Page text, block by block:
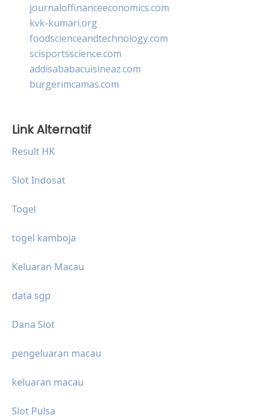
journaloffinanceeconomics.com
kvk-kumari.org
foodscienceandtechnology.com
scisportsscience.com
addisababacuisineaz.com
burgerimcamas.com
Link Alternatif
Result HK
Slot Indosat
Togel
togel kamboja
Keluaran Macau
data sgp
Dana Slot
pengeluaran macau
keluaran macau
Slot Pulsa